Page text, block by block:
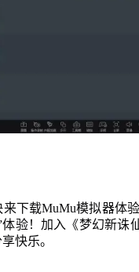
下载MuMu模拟器体
验！加入《梦幻新诛
快乐。